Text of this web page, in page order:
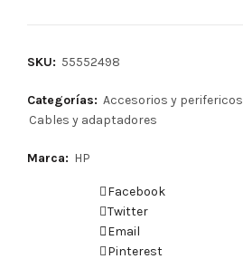
SKU: 55552498
Categorías: Accesorios y perifericos
Cables y adaptadores
Marca: HP
Facebook
Twitter
Email
Pinterest